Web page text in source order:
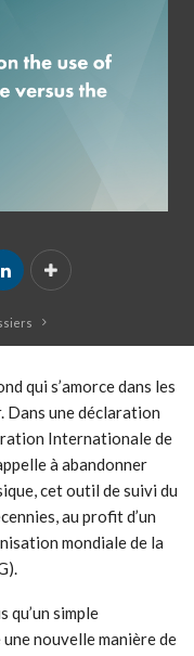
qui s’amorce dans les
Dans une déclaration
Internationale de
à abandonner
cet outil de suivi du
au profit d’un
mondiale de la
qu’un simple
nouvelle manière de